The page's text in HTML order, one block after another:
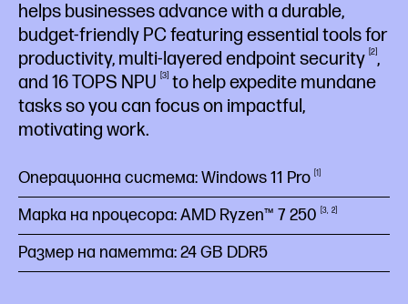
helps businesses advance with a durable,
budget-friendly PC featuring essential tools for
productivity, multi-layered endpointsecurity 2,
and 16 TOPS NPU 3 to help expedite mundane
tasks so you can focus on impactful,
motivating work.
Операционна система: Windows 11 Pro 1
Марка на процесора: AMD Ryzen™ 7 250 3 2
Размер на паметта: 24 GB DDR5